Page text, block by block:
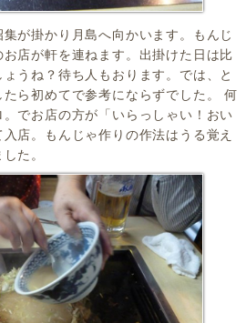
が掛かり月島へ向かいます。もんじ
店が軒を連ねます。出掛けた日は比
うね？待ち人もおります。では、と
ら初めてで参考にならずでした。 何
でお店の方が「いらっしゃい！おい
店。もんじゃ作りの作法はうる覚え
た。